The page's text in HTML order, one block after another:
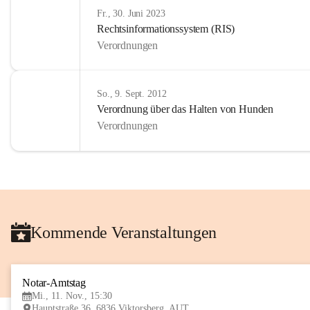
Fr., 30. Juni 2023
Rechtsinformationssystem (RIS)
Verordnungen
So., 9. Sept. 2012
Verordnung über das Halten von Hunden
Verordnungen
Kommende Veranstaltungen
Notar-Amtstag
Mi., 11. Nov., 15:30